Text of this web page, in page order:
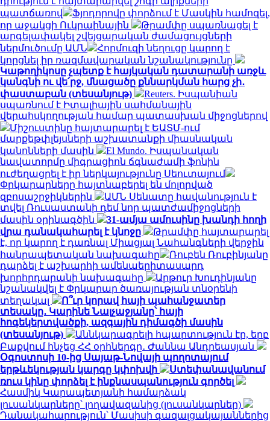
պատճառով
Ֆյոդորովը փորձում է Մասկին համոզել,
որ աջակցի Ուկրաինային
Թրամփը սպառնացել է
արգելափակել շվեյցարական ժամացույցների
ներմուծումը ԱՄՆ
Հորմուզի նեղուցը կարող է
կորցնել իր ռազմավարական նշանակությունը
Կաթողիկոսը չպետք է հայկական դատարանի առջև
կանգնի ու վե՛րջ, մնացածը քննարկման հարց չի․
փաստաբան (տեսանյութ)
Reuters. Իսպանիան
սպառնում է Իտալիային սահմանային
վերահսկողության համար պատասխան միջոցներով
Միշուստինը հայտարարել է ԵԱՏՄ-ում
մարքեթփլեյսների աշխատանքի միասնական
կանոնների մասին
El Mundo. Իսպանական
նավատորմը միգրացիոն ճգնաժամի ֆոնին
ուժեղացրել է իր ներկայությունը Սեուտայում
Փրկարարները հայտնաբերել են մոլորված
զբոսաշրջիկներին
ԱՄՆ Սենատը հավանություն է
տվել Ռուսաստանի դեմ նոր պատժամիջոցների
մասին օրինագծին
31-ամյա ամուսինը խանդի հողի
վրա դանակահարել է կնոջը
Թրամփը հայտարարել
է, որ կարող է դառնալ Միացյալ Նահանգների վերջին
հանրապետական ​​նախագահը
Ռուբեն Ռուբինյանը
դարձել է աշխարհի ամենաերիտասարդ
խորհրդարանի նախագահը
Արթուր Խուդինյանը
նշանակվել է Փրկարար ծառայության տնօրենի
տեղակալ
Ո՞ւր կորավ հայի պահանջատեր
տեսակը․ Կարինե Նալչաջյանը՝ հայի
հոգեկերտվածքի, ազգային դիմագծի մասին
(տեսանյութ)
Աննկարագրելի հպարտություն էր, երբ
Բաքվում հնչեց ՀՀ օրհներգը․ Ժաննա Անդրեասյան
Օգոստոսի 10-ից Սայաթ-Նովայի պողոտայում
երթևեկության կարգը կփոխվի
Ստեփանավանում
ռուս կինը փորձել է ինքնասպանություն գործել
Հասմիկ Կարապետյանի համարձակ
լուսանկարները՝ լողավազանից (լուսանկարներ)
Դանակահարություն՝ Մասիսի գազալցակայաններից